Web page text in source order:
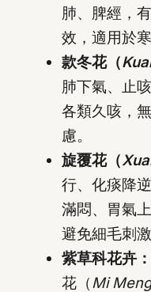
肺、脾經，
效，適用於
款冬花（
肺下氣、止
各類久咳，
慮。
旋覆花（
行、化痰降
滿悶、胃氣
避免細毛刺激
紫草科花卉：
花（ Mi